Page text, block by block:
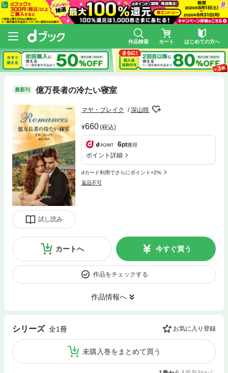
作品検索 カート はじめての方へ
最新刊 億万長者の冷たい寝室
試し読み
マヤ・ブレイク 深山咲
660(税込)
6pt獲得
ポイント詳細
dカード利用でさらにポイント+2%
返品不可
カートへ 今すぐ買う
作品をチェックする
作品情報へ
シリーズ 全1冊 お気に入り登録
未購入巻をまとめて買う